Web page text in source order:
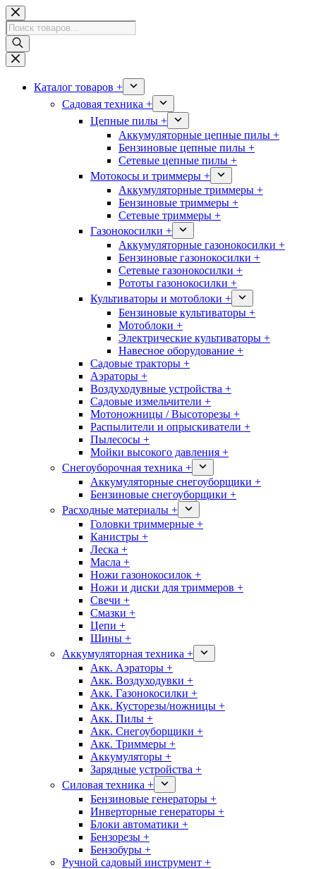
Перейти
к
сути
Поиск
товаров
Каталог товаров +
Садовая техника +
Цепные пилы +
Аккумуляторные цепные пилы +
Бензиновые цепные пилы +
Сетевые цепные пилы +
Мотокосы и триммеры +
Аккумуляторные триммеры +
Бензиновые триммеры +
Сетевые триммеры +
Газонокосилки +
Аккумуляторные газонокосилки +
Бензиновые газонокосилки +
Сетевые газонокосилки +
Рототы газонокосилки +
Культиваторы и мотоблоки +
Бензиновые культиваторы +
Мотоблоки +
Электрические культиваторы +
Навесное оборудование +
Садовые тракторы +
Аэраторы +
Воздуходувные устройства +
Садовые измельчители +
Мотоножницы / Высоторезы +
Распылители и опрыскиватели +
Пылесосы +
Мойки высокого давления +
Снегоуборочная техника +
Аккумуляторные снегоуборщики +
Бензиновые снегоуборщики +
Расходные материалы +
Головки триммерные +
Канистры +
Леска +
Масла +
Ножи газонокосилок +
Ножи и диски для триммеров +
Свечи +
Смазки +
Цепи +
Шины +
Аккумуляторная техника +
Акк. Аэраторы +
Акк. Воздуходувки +
Акк. Газонокосилки +
Акк. Кусторезы/ножницы +
Акк. Пилы +
Акк. Снегоуборщики +
Акк. Триммеры +
Аккумуляторы +
Зарядные устройства +
Силовая техника +
Бензиновые генераторы +
Инверторные генераторы +
Блоки автоматики +
Бензорезы +
Бензобуры +
Ручной садовый инструмент +